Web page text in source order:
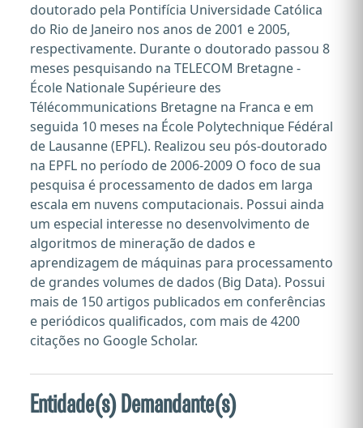
doutorado pela Pontifícia Universidade Católica
do Rio de Janeiro nos anos de 2001 e 2005,
respectivamente. Durante o doutorado passou 8
meses pesquisando na TELECOM Bretagne -
École Nationale Supérieure des
Télécommunications Bretagne na Franca e em
seguida 10 meses na École Polytechnique Fédéral
de Lausanne (EPFL). Realizou seu pós-doutorado
na EPFL no período de 2006-2009 O foco de sua
pesquisa é processamento de dados em larga
escala em nuvens computacionais. Possui ainda
um especial interesse no desenvolvimento de
algoritmos de mineração de dados e
aprendizagem de máquinas para processamento
de grandes volumes de dados (Big Data). Possui
mais de 150 artigos publicados em conferências
e periódicos qualificados, com mais de 4200
citações no Google Scholar.
Entidade(s) Demandante(s)